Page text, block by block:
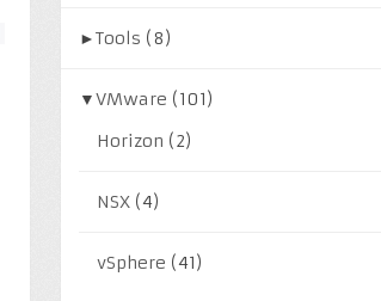
►Tools (8)
▼VMware (101)
Horizon (2)
NSX (4)
vSphere (41)